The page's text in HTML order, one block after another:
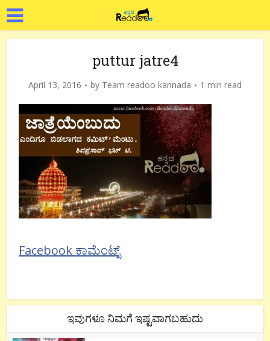
puttur jatre4
April 13, 2016 by Team readoo kannada 1 min read
Facebook ಕಾಮೆಂಟ್ಸ್
ಇವುಗಳೂ ನಿಮಗೆ ಇಷ್ಟವಾಗಬಹುದು